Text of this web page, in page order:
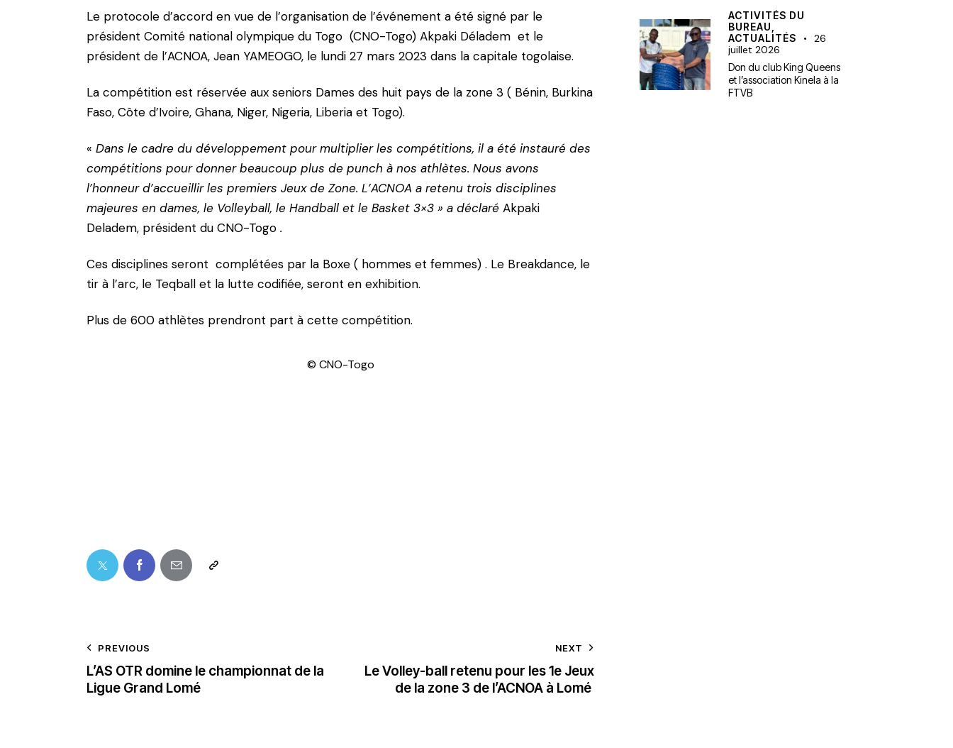
Le protocole d’accord en vue de l’organisation de l’événement a été signé par le
président Comité national olympique du Togo (CNO-Togo) Akpaki Déladem et le
président de l’ACNOA, Jean YAMEOGO, le lundi 27 mars 2023 dans la capitale togolaise.
La compétition est réservée aux seniors Dames des huit pays de la zone 3 ( Bénin, Burkina
Faso, Côte d’Ivoire, Ghana, Niger, Nigeria, Liberia et Togo).
« Dans le cadre du développement pour multiplier les compétitions, il a été instauré des
compétitions pour donner beaucoup plus de punch à nos athlètes. Nous avons
l’honneur d’accueillir les premiers Jeux de Zone. L’ACNOA a retenu trois disciplines
majeures en dames, le Volleyball, le Handball et le Basket 3×3 » a déclaré Akpaki
Deladem, président du CNO-Togo .
Ces disciplines seront complétées par la Boxe ( hommes et femmes) . Le Breakdance, le
tir à l’arc, le Teqball et la lutte codifiée, seront en exhibition.
Plus de 600 athlètes prendront part à cette compétition.
© CNO-Togo
PREVIOUS
L’AS OTR domine le championnat de la
Ligue Grand Lomé
NEXT
Le Volley-ball retenu pour les 1e Jeux
de la zone 3 de l’ACNOA à Lomé
ACTIVITÉS DU
BUREAU,
ACTUALITÉS
26
juillet 2026
Don du club King Queens
et l’association Kinela à la
FTVB